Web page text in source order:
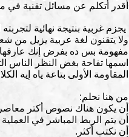
أقدر أتكلم عن مسائل تقنية في
يجزم غربية بنتيجة نهائية
ولا يتقنون لغة عربية يزيل من
مفهومة بس ده بفرض إنك عارفها
اسمها تفاحة بغض النظر الناس
المقاومة الأولى بتاعة ياه إيه
من هنا نحلم:
أن يكون هناك نصوص أكتر
أن يتم الربط المباشر في
أن نكتب أكثر.